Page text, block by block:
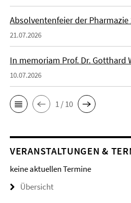
Absolventenfeier der Pharmazie
21.07.2026
In memoriam Prof. Dr. Gotthard
10.07.2026
1 / 10
VERANSTALTUNGEN &
keine aktuellen Termine
Übersicht